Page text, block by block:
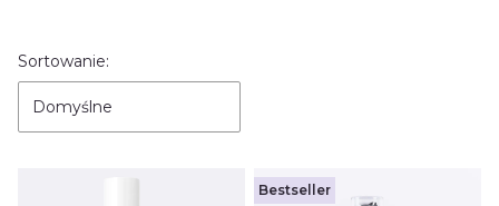
Lista produktów
Sortowanie:
Domyślne
Bestseller